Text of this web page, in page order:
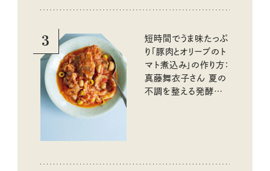
3
短時間でうま味たっぷ
り「豚肉とオリーブのト
マト煮込み」の作り方：
真藤舞衣子さん 夏の
不調を整える発酵レ